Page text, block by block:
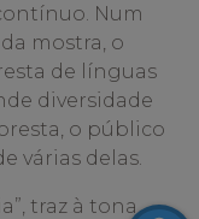
Num
mostra, o
de línguas
diversidade
o público
várias delas.
traz à tona